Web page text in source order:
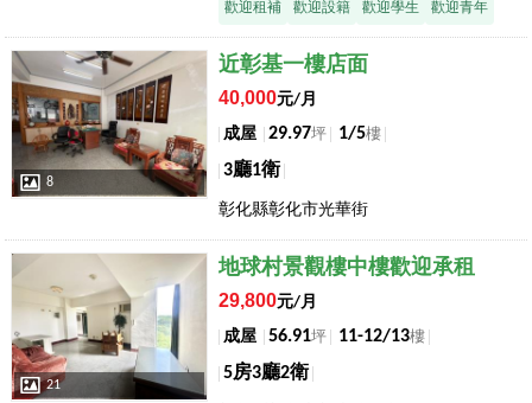
歡迎租補 歡迎設籍 歡迎學生 歡迎青年
店長推薦
8
近彰基一樓店面
40,000元/月
成屋
29.97坪 1/5樓
3廳1衛
彰化縣彰化市光華街
21
地球村景觀樓中樓歡迎承租
29,800元/月
成屋
56.91坪 11-12/13樓
5房3廳2衛